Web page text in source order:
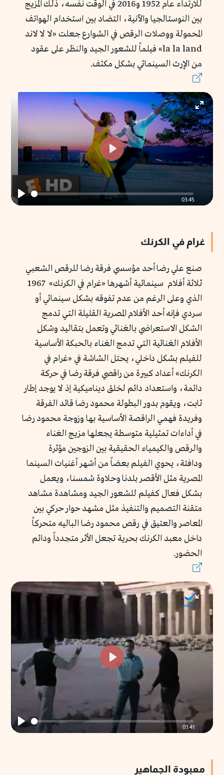
للارتداء عام 1952 و2016 في الوقت نفسه، ذلك المزيج
بين النوستالجيا والآنية، التضاد بين استخدام الهواتف
المحمولة ووصلات الرقص في الشوارع جعلت «لا لا لاند
la la land» فيلماً للشعور الجيد والنظر على عقود
من الإرث السينمائي بشكل مكثف.
Play
03:45
Enter
Play
غرام في الكرنك
صنع علي رضا أحد مؤسسي فرقة رضا للرقص الشعبي
ثلاثة أفلام سينمائية أشهرها «غرام في الكرنك» 1967
الذي وعلى الرغم من عدم تفوقه بشكل سينمائي أو
سردي فإنه أحد الأفلام المصرية القليلة التي تدمج
الشكل الاستعراضي بالغنائي وتعمل بتقاليد وشكل
الأفلام الغنائية التي تدمج الغناء بالحبكة الأساسية
للفيلم بشكل داخلي، يحتل الشاشة في «غرام في
الكرنك» أعداد كبيرة من راقصي فرقة رضا في حركة
دائمة، واستعداد دائم لخلق ديناميكية إذ لا يوجد إطار
ثابت، ويقوم بدور البطولة محمود رضا قائد الفرقة
وفريدة فهمي الراقصة الأساسية بها وزوجة محمود رضا
في أداءات تمثيلية متوسطة يجعلها مزيج الغناء
والرقص والكيمياء الحقيقية بين الزوجين مؤثرة
ودافئة، يحوي الفيلم بعضاً من أشهر أغنيات السينما
المصرية مثل الأقصر بلدنا وحلاوة شمسنا، ويعمل
بشكل فعال كفيلم للشعور الجيد ومشاهدة مشاهد
متقنة التصميم والتنفيذ مثل مشهد حوار حركي بين
المعاصر والعتيق في رقص محمود رضا الباليه متحركاً
داخل معبد الكرنك بحرية تجعل الأثر متجدداً ودائم
الحضور.
Play
03:41
Play
معبودة الجماهير